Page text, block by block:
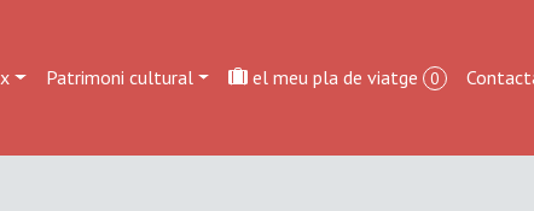
Patrimoni cultural el meu pla de viatge 0